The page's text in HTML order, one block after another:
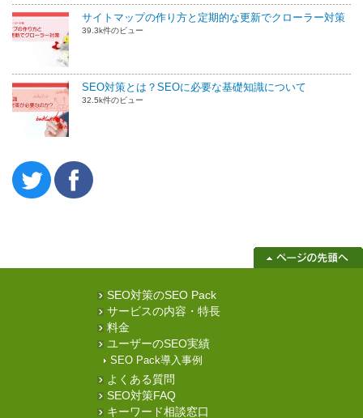
サイトマップの作り方と定期的な更新でクローラー対策
39.3k件のビュー
SEO対策とは？SEOに必要な基礎知識について
32.5k件のビュー
SEO対策のSEO Pack
サービスの内容・特長
料金
ユーザーのSEO実績
SEO Pack導入事例
よくある質問
SEO対策FAQ
キーワード相談窓口